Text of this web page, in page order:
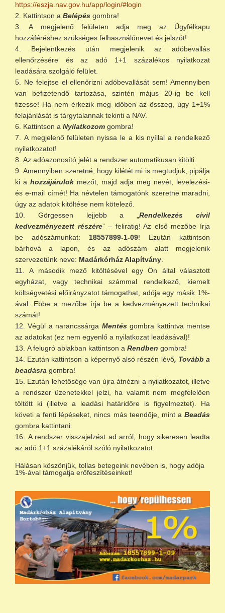
https://eszja.nav.gov.hu/app/login/#login
Kattintson a Belépés gombra!
A megjelenő felületen adja meg az Ügyfélkapu
hozzáféréshez szükséges felhasználónevet és jelszót!
Bejelentkezés után megjelenik az adóbevallás
ellenőrzésére és az adó 1+1 százalékos nyilatkozat
leadására szolgáló felület.
Ne felejtse el ellenőrizni adóbevallását sem! Amennyiben
van befizetendő tartozása, szintén május 20-ig be kell
fizesse! Ha nem érkezik meg időben az összeg, úgy 1+1%
felajánlását is tárgytalannak tekinti a NAV.
Kattintson a Nyilatkozom gombra!
A megjelenő felületen nyissa le a kis nyíllal a rendelkező
nyilatkozatot!
Az adóazonosító jelét a rendszer automatikusan kitölti.
Amennyiben szeretné, hogy kilétét mi is megtudjuk, pipálja
ki a hozzájárulok mezőt, majd adja meg nevét, levelezési-
és e-mail címét! Ha névtelen támogatónk szeretne maradni,
úgy az adatok kitöltése nem kötelező.
Görgessen lejjebb a „Rendelkezés civil
kedvezményezett részére” – feliratig! Az első mezőbe írja
be adószámunkat: 18557899-1-09! Ezután kattintson
bárhová a lapon, és az adószám alatt megjelenik
szervezetünk neve: Madárkórház Alapítvány.
A második mező kitöltésével egy Ön által választott
egyházat, vagy technikai számmal rendelkező, kiemelt
költségvetési előirányzatot támogathat, adója egy másik 1%-
ával. Ebbe a mezőbe írja be a kedvezményezett technikai
számát!
Végül a narancssárga Mentésgombra kattintva mentse
az adatokat (ez nem egyenlő a nyilatkozat leadásával)!
A felugró ablakban kattintson a Rendben gombra!
Ezután kattintson a képernyő alsó részén lévő, Tovább a
beadásra gombra!
Ezután lehetősége van újra átnézni a nyilatkozatot, illetve
a rendszer üzenetekkel jelzi, ha valamit nem megfelelően
töltött ki (illetve a leadási határidőre is figyelmeztet). Ha
követi a fenti lépéseket, nincs más teendője, mint a Beadás
gombra kattintani.
A rendszer visszajelzést ad arról, hogy sikeresen leadta
az adó 1+1 százalékáról szóló nyilatkozatot.
Hálásan köszönjük, tollas betegeink nevében is, hogy adója
1%-ával támogatja erőfeszítéseinket!